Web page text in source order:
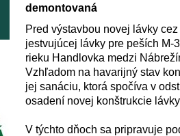
demontovaná
Pred výstavbou novej lávky
jestvujúcej lávky pre peších M-
rieku Handlovka medzi
Vzhľadom na havarijný stav
jej sanáciu, ktorá spočíva v
osadení novej konštrukcie
V týchto dňoch sa pripravuje